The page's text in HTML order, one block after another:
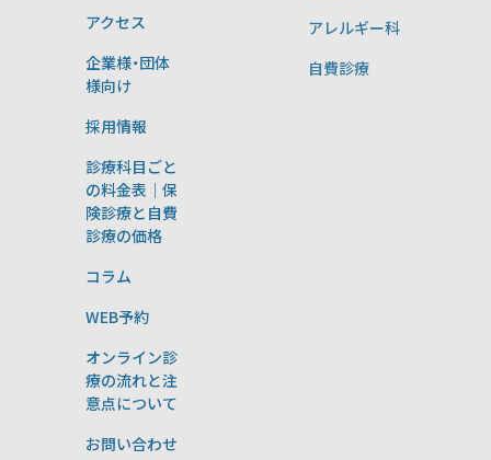
アクセス
企業様・団体
様向け
採用情報
診療科目ごと
の料金表｜保
険診療と自費
診療の価格
コラム
WEB予約
オンライン診
療の流れと注
意点について
お問い合わせ
アレルギー科
自費診療